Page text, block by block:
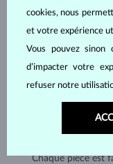
Chaque pièce est
cookies, nous
et votre expérience
Vous pouvez sinon
d’impacter votre
refuser notre